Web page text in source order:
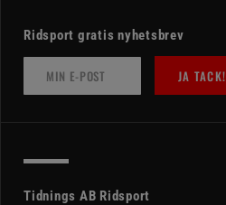
Ridsport gratis nyhetsbrev
JA TACK!
Tidnings AB Ridsport